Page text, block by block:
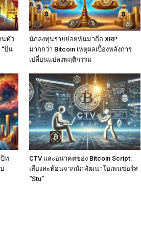
นทั่ว
ปั่น
นักลงทุนรายย่อยหันมาถือ XRP
มากกว่า Bitcoin เหตุผลเบื้องหลังการ
เปลี่ยนแปลงพฤติกรรม
ท
CTV และอนาคตของ Bitcoin Script:
เสียงสะท้อนจากนักพัฒนาโอเพนซอร์ส
“Stu”